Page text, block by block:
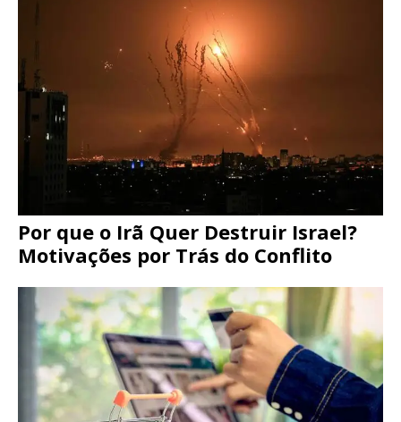
Por que o Irã Quer Destruir Israel?
Motivações por Trás do Conflito